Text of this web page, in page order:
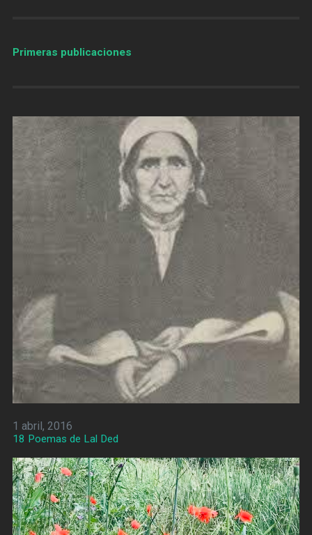
Primeras publicaciones
1 abril, 2016
18 Poemas de Lal Ded